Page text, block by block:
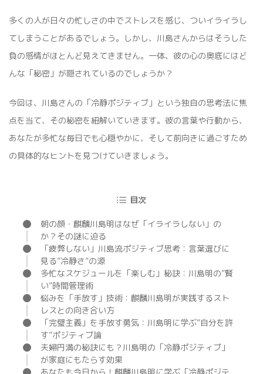
多くの人が日々の忙しさの中でストレスを感じ、ついイライラし
てしまうことがあるでしょう。しかし、川島さんからはそうした
負の感情がほとんど見えてきません。一体、彼の心の奥底にはど
んな「秘密」が隠されているのでしょうか？
今回は、川島さんの「冷静ポジティブ」という独自の思考法に焦
点を当て、その秘密を紐解いていきます。彼の言葉や行動から、
あなたが多忙な毎日でも心穏やかに、そして前向きに過ごすため
の具体的なヒントを見つけていきましょう。
目次
朝の顔・麒麟川島明はなぜ「イライラしない」の
か？その謎に迫る
「疲弊しない」川島流ポジティブ思考：言葉選びに
見る”冷静さ”の源
多忙なスケジュールを「楽しむ」秘訣：川島明の”賢
い”時間管理術
悩みを「手放す」技術：麒麟川島明が実践するスト
レスとの向き合い方
「完璧主義」を手放す勇気：川島明に学ぶ”自分を許
す”ポジティブ論
夫婦円満の秘訣にも？川島明の「冷静ポジティブ」
が家庭にもたらす効果